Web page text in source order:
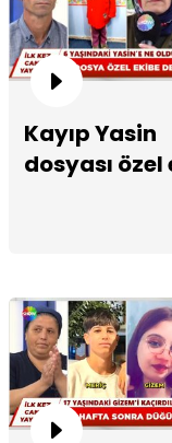
Kayıp Yasin
dosyası özel